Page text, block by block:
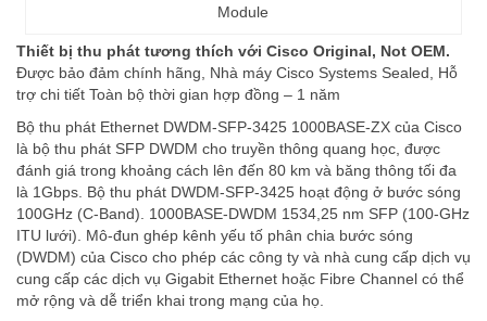
Module
Thiết bị thu phát tương thích với Cisco Original, Not OEM.
Được bảo đảm chính hãng, Nhà máy Cisco Systems Sealed, Hỗ
trợ chi tiết Toàn bộ thời gian hợp đồng – 1 năm
Bộ thu phát Ethernet DWDM-SFP-3425 1000BASE-ZX của Cisco
là bộ thu phát SFP DWDM cho truyền thông quang học, được
đánh giá trong khoảng cách lên đến 80 km và băng thông tối đa
là 1Gbps. Bộ thu phát DWDM-SFP-3425 hoạt động ở bước sóng
100GHz (C-Band). 1000BASE-DWDM 1534,25 nm SFP (100-GHz
ITU lưới). Mô-đun ghép kênh yếu tố phân chia bước sóng
(DWDM) của Cisco cho phép các công ty và nhà cung cấp dịch vụ
cung cấp các dịch vụ Gigabit Ethernet hoặc Fibre Channel có thể
mở rộng và dễ triển khai trong mạng của họ.